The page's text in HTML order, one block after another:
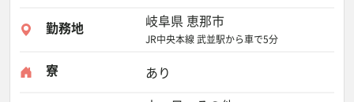
勤務地 岐阜県 恵那市
JR中央本線 武並駅から車で5分
寮
あり